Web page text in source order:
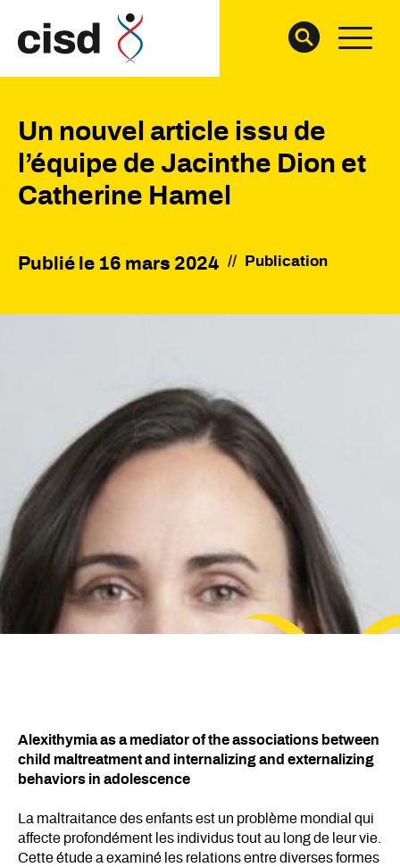
Un nouvel article issu de
l’équipe de Jacinthe Dion et
Catherine Hamel
Publié le 16 mars 2024 // Publication
Alexithymia as a mediator of the associations between
child maltreatment and internalizing and externalizing
behaviors in adolescence
La maltraitance des enfants est un problème mondial qui
affecte profondément les individus tout au long de leur vie.
Cette étude a examiné les relations entre diverses formes